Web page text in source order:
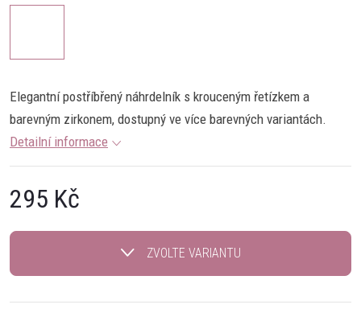
Elegantní postříbřený náhrdelník s krouceným řetízkem a
barevným zirkonem, dostupný ve více barevných variantách.
Detailní informace
295 Kč
cena:
ZVOLTE VARIANTU